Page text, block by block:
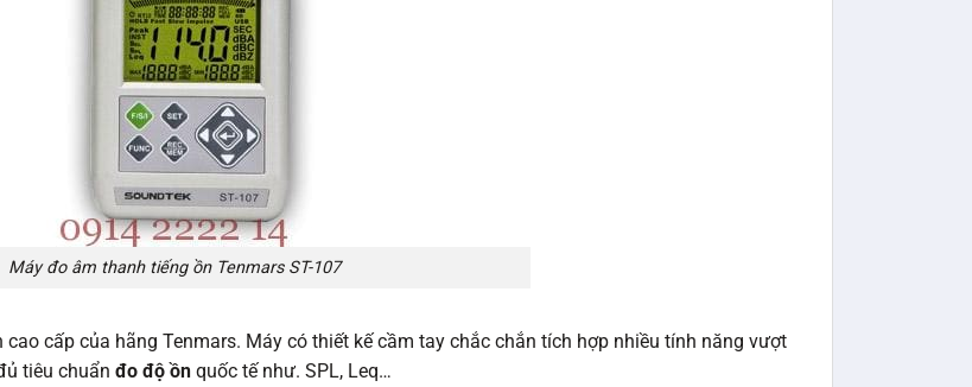
Máy đo âm thanh tiếng ồn Tenmars ST-107
cấp của hãng Tenmars. Máy có thiết kế cầm tay chắc chắn tích hợp nhiều tính năng vượt
tiêu chuẩn đo độ ồn quốc tế như. SPL, Leq…